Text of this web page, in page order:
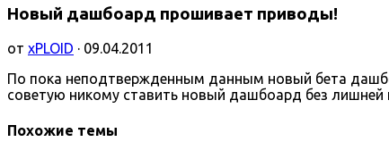
Новый дашбоард прошивает приводы!
от xPLOID · 09.04.2011
По пока неподтвержденным данным новый бета
советую никому ставить новый дашбоард без лишней
Похожие темы